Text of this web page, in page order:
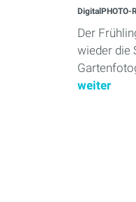
DigitalPHOTO-
Der
wieder die
weiter